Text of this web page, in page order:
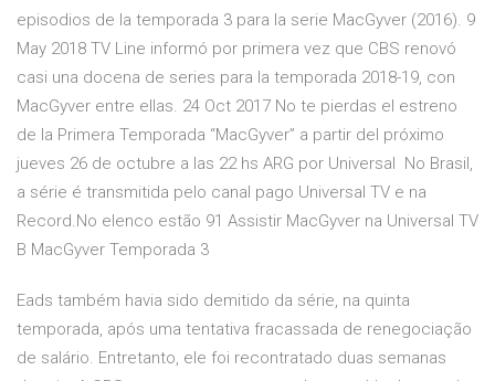
episodios de la temporada 3 para la serie MacGyver (2016). 9
May 2018 TV Line informó por primera vez que CBS renovó
casi una docena de series para la temporada 2018-19, con
MacGyver entre ellas. 24 Oct 2017 No te pierdas el estreno
de la Primera Temporada “MacGyver” a partir del próximo
jueves 26 de octubre a las 22 hs ARG por Universal No Brasil,
a série é transmitida pelo canal pago Universal TV e na
Record.No elenco estão 91 Assistir MacGyver na Universal TV
B MacGyver Temporada 3
Eads também havia sido demitido da série, na quinta
temporada, após uma tentativa fracassada de renegociação
de salário. Entretanto, ele foi recontratado duas semanas